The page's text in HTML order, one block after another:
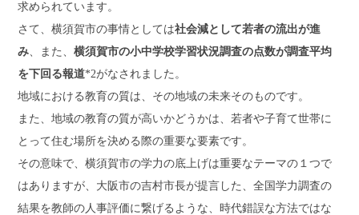
求められています。
さて、横須賀市の事情としては社会減として若者の流出が進
み、また、横須賀市の小中学校学習状況調査の点数が調査平均
を下回る報道*2がなされました。
地域における教育の質は、その地域の未来そのものです。
また、地域の教育の質が高いかどうかは、若者や子育て世帯に
とって住む場所を決める際の重要な要素です。
その意味で、横須賀市の学力の底上げは重要なテーマの１つで
はありますが、大阪市の吉村市長が提言した、全国学力調査の
結果を教師の人事評価に繋げるような、時代錯誤な方法ではな